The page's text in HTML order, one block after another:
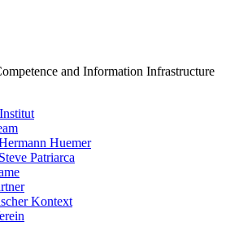
and Information Infrastructure
Huemer
Steve Patriarca
Kontext